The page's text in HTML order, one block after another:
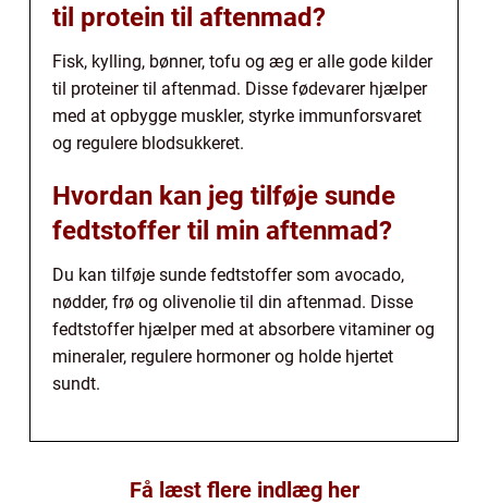
til protein til aftenmad?
Fisk, kylling, bønner, tofu og æg er alle gode kilder
til proteiner til aftenmad. Disse fødevarer hjælper
med at opbygge muskler, styrke immunforsvaret
og regulere blodsukkeret.
Hvordan kan jeg tilføje sunde
fedtstoffer til min aftenmad?
Du kan tilføje sunde fedtstoffer som avocado,
nødder, frø og olivenolie til din aftenmad. Disse
fedtstoffer hjælper med at absorbere vitaminer og
mineraler, regulere hormoner og holde hjertet
sundt.
Få læst flere indlæg her